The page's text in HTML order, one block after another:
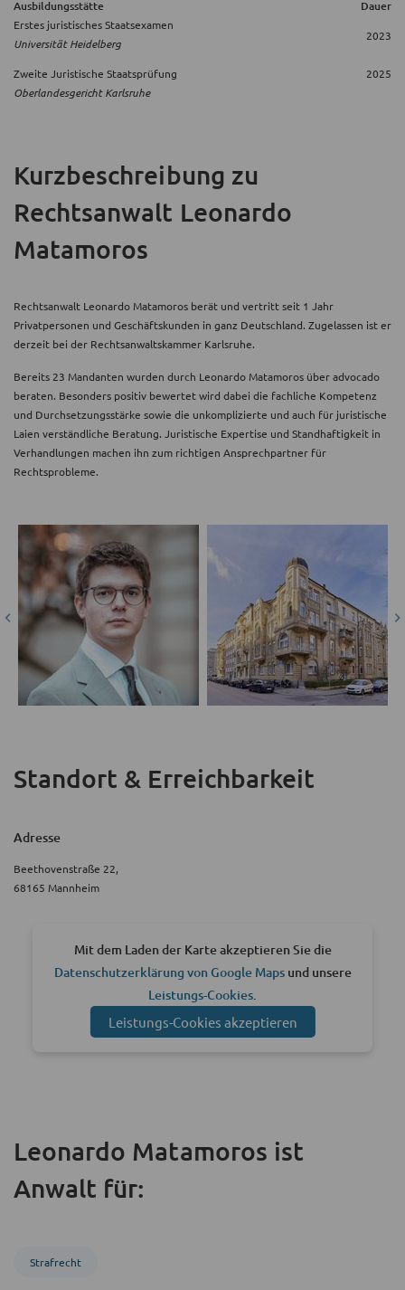
Ausbildungsstätte Dauer
Erstes juristisches Staatsexamen
Universität Heidelberg
2023
Zweite Juristische Staatsprüfung
Oberlandesgericht Karlsruhe
2025
Kurzbeschreibung zu
Rechtsanwalt Leonardo
Matamoros
Rechtsanwalt Leonardo Matamoros berät und vertritt seit 1 Jahr
Privatpersonen und Geschäftskunden in ganz Deutschland. Zugelassen ist er
derzeit bei der Rechtsanwaltskammer Karlsruhe.
Bereits 23 Mandanten wurden durch Leonardo Matamoros über advocado
beraten. Besonders positiv bewertet wird dabei die fachliche Kompetenz
und Durchsetzungsstärke sowie die unkomplizierte und auch für juristische
Laien verständliche Beratung. Juristische Expertise und Standhaftigkeit in
Verhandlungen machen ihn zum richtigen Ansprechpartner für
Rechtsprobleme.
Standort & Erreichbarkeit
Adresse
Beethovenstraße 22,
68165 Mannheim
Mit dem Laden der Karte akzeptieren Sie die
Datenschutzerklärung von Google Mapsund unsere
Leistungs-Cookies.
Leistungs-Cookies akzeptieren
Leonardo Matamoros ist
Anwalt für:
Strafrecht